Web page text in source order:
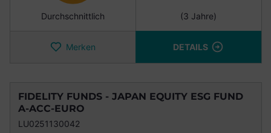
Durchschnittlich (3 Jahre)
Merken DETAILS
FIDELITY FUNDS - JAPAN EQUITY ESG FUND
A-ACC-EURO
LU0251130042